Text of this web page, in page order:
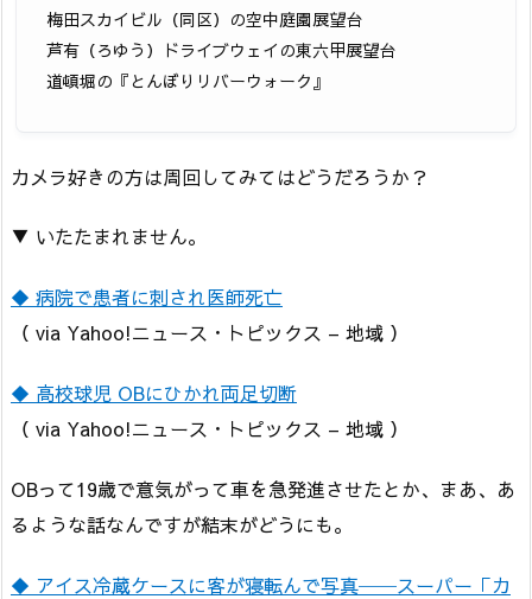
梅田スカイビル（同区）の空中庭園展望台
芦有（ろゆう）ドライブウェイの東六甲展望台
道頓堀の『とんぼりリバーウォーク』
カメラ好きの方は周回してみてはどうだろうか？
▼ いたたまれません。
◆ 病院で患者に刺され医師死亡
（ via Yahoo!ニュース・トピックス – 地域 ）
◆ 高校球児 OBにひかれ両足切断
（ via Yahoo!ニュース・トピックス – 地域 ）
OBって19歳で意気がって車を急発進させたとか、まあ、あ
るような話なんですが結末がどうにも。
◆ アイス冷蔵ケースに客が寝転んで写真──スーパー「カ